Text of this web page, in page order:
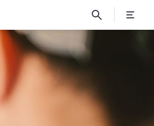
die